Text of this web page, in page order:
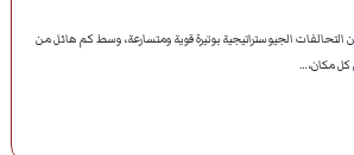
الجيوستراتيجية بوتيرة قوية ومتسارعة، وسط كم هائل من
كل مكان،…